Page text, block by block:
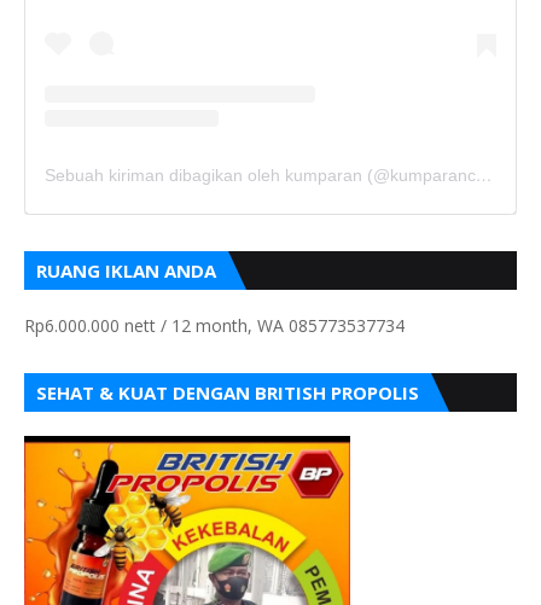
Sebuah kiriman dibagikan oleh kumparan (@kumparancom)
RUANG IKLAN ANDA
Rp6.000.000 nett / 12 month, WA 085773537734
SEHAT & KUAT DENGAN BRITISH PROPOLIS